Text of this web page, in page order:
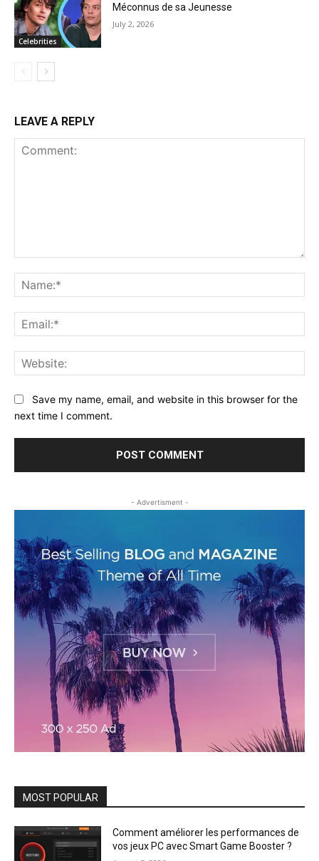
Celebrities
Méconnus de sa Jeunesse
July 2, 2026
LEAVE A REPLY
Save my name, email, and website in this browser for the
next time I comment.
- Advertisment -
MOST POPULAR
Comment améliorer les performances de
vos jeux PC avec Smart Game Booster ?